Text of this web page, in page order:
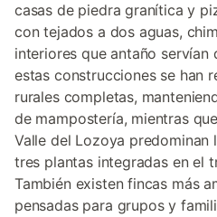
casas de piedra granítica y
con tejados a dos aguas,
interiores que antaño servían
estas construcciones se han
rurales completas,
de mampostería, mientras
Valle del Lozoya predominan
tres plantas integradas en el
También existen fincas más
pensadas para grupos y